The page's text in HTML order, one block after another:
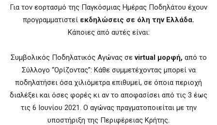
Για τον εορτασμό της Παγκόσμιας Ημέρας Ποδηλάτου έχουν
προγραμματιστεί εκδηλώσεις σε όλη την Ελλάδα.
Κάποιες από αυτές είναι:
Συμβολικός Ποδηλατικός Αγώνας σε virtual μορφή, από το
Σύλλογο “Ορίζοντας”: Κάθε συμμετέχοντας μπορεί να
ποδηλατήσει όσα χιλιόμετρα επιθυμεί, σε όποια περιοχή
διαλέξει και όσες φορές κι αν το αποφασίσει από τις 3 έως
τις 6 Ιουνίου 2021. Ο αγώνας πραγματοποιείται με την
υποστήριξη της Περιφέρειας Κρήτης.